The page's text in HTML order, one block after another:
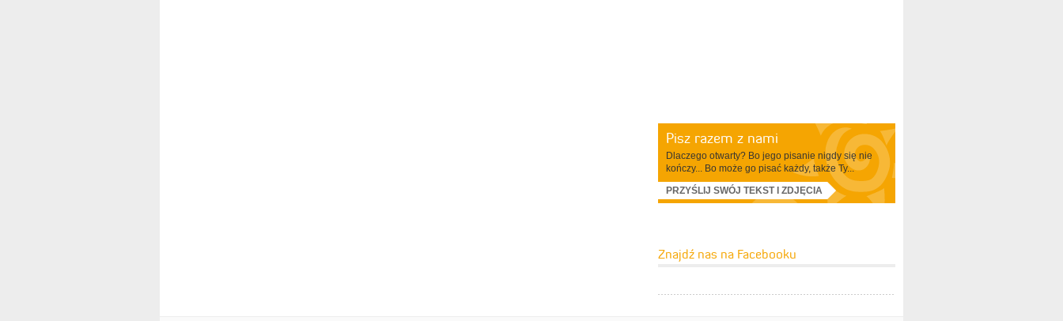
Pisz razem z nami
Dlaczego otwarty? Bo jego pisanie nigdy się nie
kończy... Bo może go pisać każdy, także Ty...
PRZYŚLIJ SWÓJ TEKST I ZDJĘCIA
Znajdź nas na Facebooku